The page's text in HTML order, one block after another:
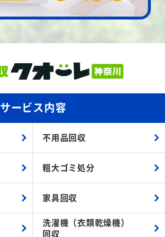
サービス内容
不用品回収
粗大ゴミ処分
家具回収
洗濯機（衣類乾燥機）
回収